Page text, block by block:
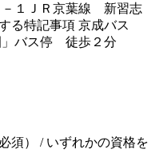
１
ＪＲ京葉線 新習志
る特記事項 京成バス
」バス停 徒歩２分
須） / いずれかの資格を